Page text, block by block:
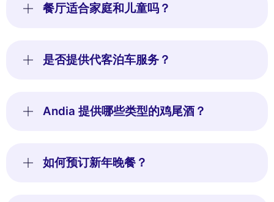
餐厅适合家庭和儿童吗？
是否提供代客泊车服务？
Andia 提供哪些类型的鸡尾酒？
如何预订新年晚餐？